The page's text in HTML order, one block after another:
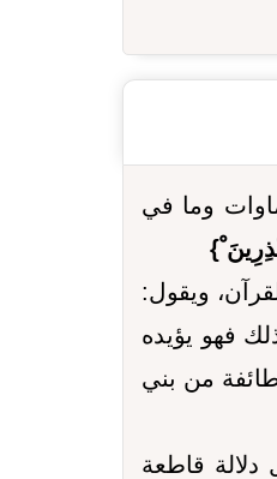
وما في
ْ}
ويقول:
فهو يؤيده
طائفة من بني
دلالة قاطعة